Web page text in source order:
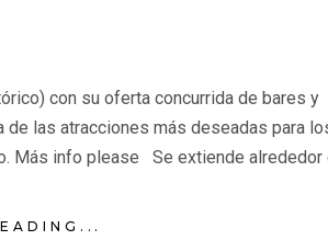
con su oferta concurrida de bares y
las atracciones más deseadas para
Más info please Se extiende alrededor